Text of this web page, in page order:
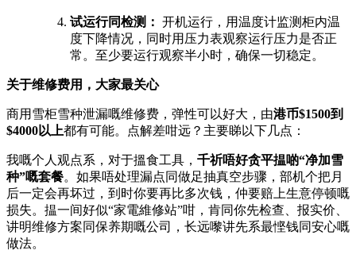
试运行同检测： ​ 开机运行，用温度计监测柜内温
度下降情况，同时用压力表观察运行压力是否正
常。至少要运行观察半小时，确保一切稳定。
关于维修费用，大家最关心
商用雪柜雪种泄漏嘅维修费，弹性可以好大，由港币$1500到
$4000以上都有可能。点解差咁远？主要睇以下几点：
我嘅个人观点系，对于搵食工具， 千祈唔好贪平揾啲“净加雪
种”嘅套餐。如果唔处理漏点同做足抽真空步骤，部机个把月
后一定会再坏过，到时你要再比多次钱，仲要赔上生意停顿嘅
损失。揾一间好似“家電維修站”咁，肯同你先检查、报实价、
讲明维修方案同保养期嘅公司，长远嚟讲先系最悭钱同安心嘅
做法。